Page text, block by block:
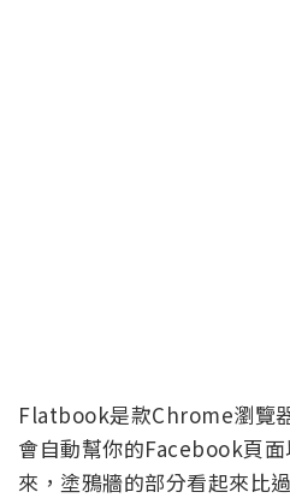
Flatbook是款Chrome瀏覽
會自動幫你的Facebook頁
來，塗鴉牆的部分看起來比